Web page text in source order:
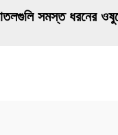
সমস্ত ধরনের